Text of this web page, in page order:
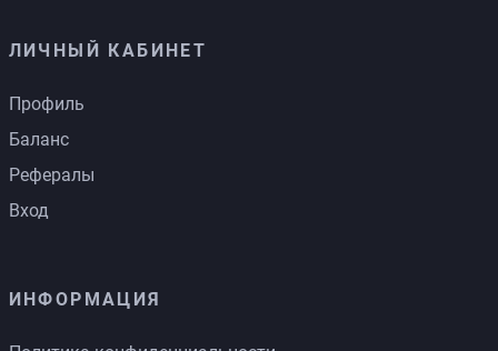
ЛИЧНЫЙ КАБИНЕТ
Профиль
Баланс
Рефералы
Вход
ИНФОРМАЦИЯ